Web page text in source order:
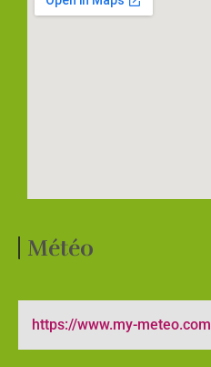
Météo
https://www.my-meteo.com